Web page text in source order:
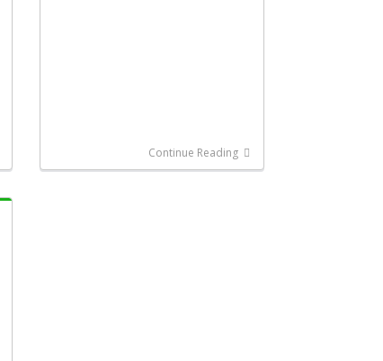
Continue Reading